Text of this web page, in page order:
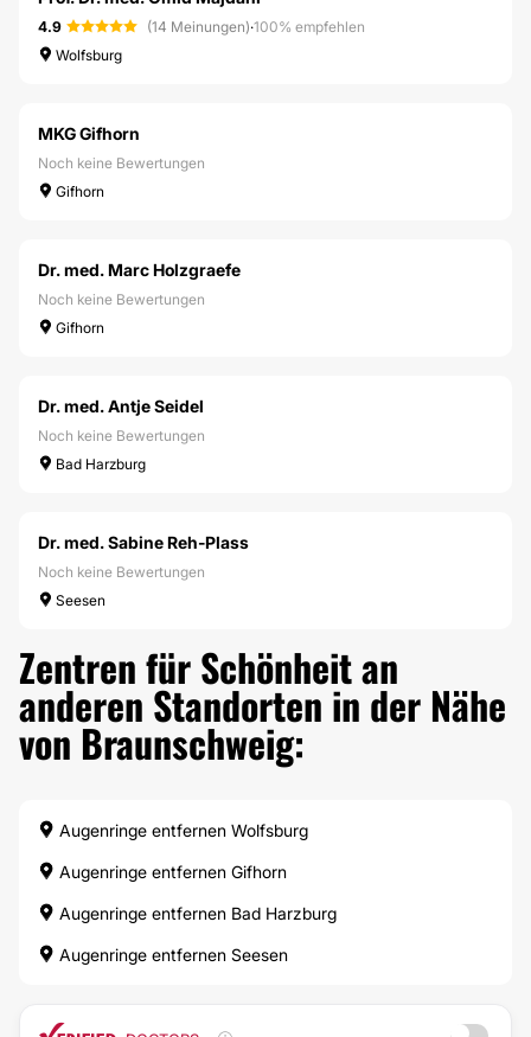
4.9 (14 Meinungen)·100% empfehlen
Wolfsburg
MKG Gifhorn
Noch keine Bewertungen
Gifhorn
Dr. med. Marc Holzgraefe
Noch keine Bewertungen
Gifhorn
Dr. med. Antje Seidel
Noch keine Bewertungen
Bad Harzburg
Dr. med. Sabine Reh-Plass
Noch keine Bewertungen
Seesen
Zentren für Schönheit an
anderen Standorten in der Nähe
von Braunschweig:
Augenringe entfernen Wolfsburg
Augenringe entfernen Gifhorn
Augenringe entfernen Bad Harzburg
Augenringe entfernen Seesen